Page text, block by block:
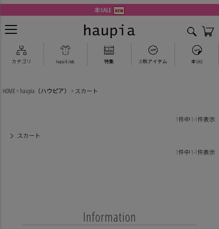
本SALE NEW
カテゴリ haupia & daily 特集 25秋アイテム 本SALE
HOME haupia（ハウピア） スカート
1件中 1-1件表示
スカート
1件中 1-1件表示
Information